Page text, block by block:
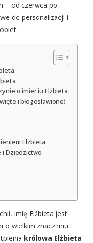
– od czerwca po
do personalizacji i
o imieniu Elżbieta
i błogosławione)
Elżbieta
i Dziedzictwo
imię Elżbieta jest
o wielkim znaczeniu.
królowa Elżbieta